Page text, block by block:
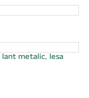
lant metalic, lesa